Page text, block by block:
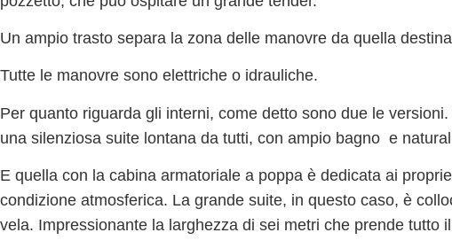
Un ampio trasto separa la zona delle manovre da quella
Tutte le manovre sono elettriche o idrauliche.
Per quanto riguarda gli interni, come detto sono due le versioni
una silenziosa suite lontana da tutti, con ampio bagno e
E quella con la cabina armatoriale a poppa è dedicata ai
condizione atmosferica. La grande suite, in questo caso, è
vela. Impressionante la larghezza di sei metri che prende tutto